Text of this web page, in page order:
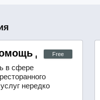
Free
для
в сфере
нередко